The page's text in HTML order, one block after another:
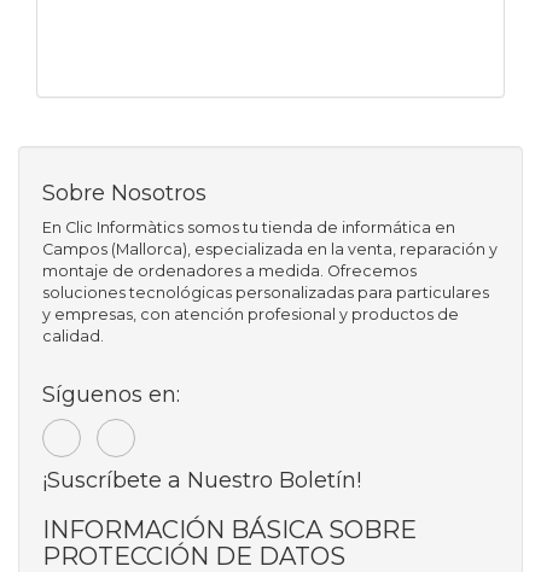
Sobre Nosotros
En Clic Informàtics somos tu tienda de informática en
Campos (Mallorca), especializada en la venta, reparación y
montaje de ordenadores a medida. Ofrecemos
soluciones tecnológicas personalizadas para particulares
y empresas, con atención profesional y productos de
calidad.
Síguenos en:
¡Suscríbete a Nuestro Boletín!
INFORMACIÓN BÁSICA SOBRE
PROTECCIÓN DE DATOS